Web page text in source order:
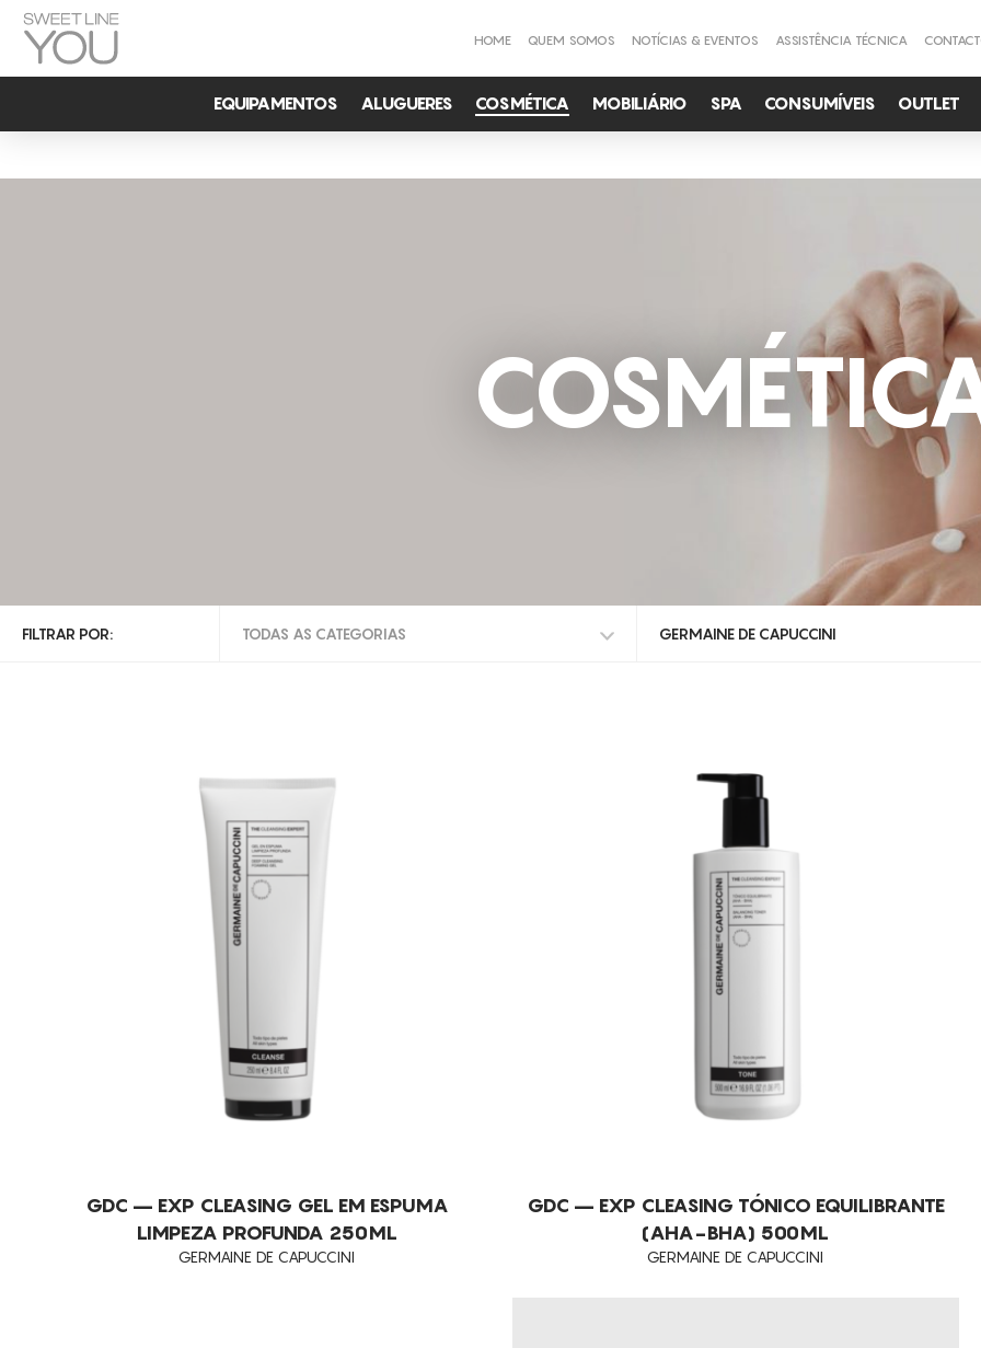
HOME QUEM SOMOS NOTÍCIAS & EVENTOS ASSISTÊNCIA TÉCNICA
EQUIPAMENTOS ALUGUERES COSMÉTICA MOBILIÁRIO SPA CONSUMÍVEIS OUTLET
FILTRAR POR: TODAS AS CATEGORIAS GERMAINE DE CAPUCCINI
TOSKANI
GDC – EXP CLEASING GEL EM ESPUMA
LIMPEZA PROFUNDA 250ML
GERMAINE DE CAPUCCINI
GDC – EXP CLEASING TÓNICO EQUILIBRANTE
(AHA-BHA) 500ML
GERMAINE DE CAPUCCINI